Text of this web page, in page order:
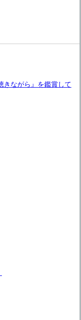
きながら』を鑑賞して